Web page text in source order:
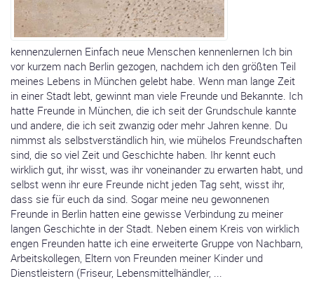
kennenzulernen Einfach neue Menschen kennenlernen Ich bin
vor kurzem nach Berlin gezogen, nachdem ich den größten Teil
meines Lebens in München gelebt habe. Wenn man lange Zeit
in einer Stadt lebt, gewinnt man viele Freunde und Bekannte. Ich
hatte Freunde in München, die ich seit der Grundschule kannte
und andere, die ich seit zwanzig oder mehr Jahren kenne. Du
nimmst als selbstverständlich hin, wie mühelos Freundschaften
sind, die so viel Zeit und Geschichte haben. Ihr kennt euch
wirklich gut, ihr wisst, was ihr voneinander zu erwarten habt, und
selbst wenn ihr eure Freunde nicht jeden Tag seht, wisst ihr,
dass sie für euch da sind. Sogar meine neu gewonnenen
Freunde in Berlin hatten eine gewisse Verbindung zu meiner
langen Geschichte in der Stadt. Neben einem Kreis von wirklich
engen Freunden hatte ich eine erweiterte Gruppe von Nachbarn,
Arbeitskollegen, Eltern von Freunden meiner Kinder und
Dienstleistern (Friseur, Lebensmittelhändler, ...